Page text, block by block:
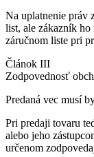
Na uplatnenie práv
list, ale zákazník ho
záručnom liste pri
Článok III
Zodpovednosť
Predaná vec musí
Pri predaji tovaru
alebo jeho
určenom